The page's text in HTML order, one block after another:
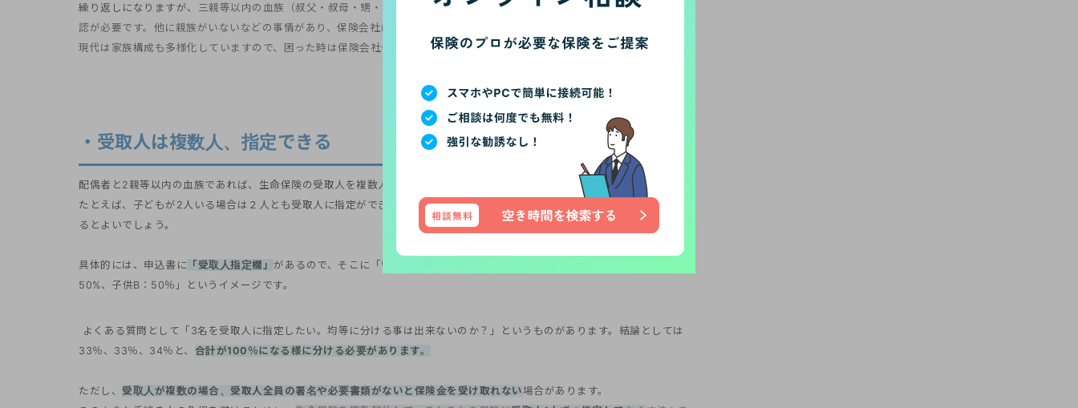
繰り返しになりますが、
三親等以内の血族（叔父・叔母・甥・姪）を指定できる保険会社や保険会社もありますが、個別に確
認が必要です。他に親族がいないなどの事情があり、保険会社に認められれば受取人に指定できる場合があります。
現代は家族構成も多様化していますので、困った時は保険会社や保険代理店に問い合わせてみましょう。
・受取人は複数人、指定できる
配偶者と2親等以内の血族であれば、生命保険の受取人を複数人にすることは可能です。
たとえば、子どもが2人いる場合は２人とも受取人に指定ができます。複数の子どもに平等に保険金を分けたいときに活用す
るとよいでしょう。
具体的には、申込書に 「受取人指定欄」 があるので、そこに「％」で割合を記入して指定します。子供二人の場合「子供A：
50%、子供B：50％」というイメージです。
よくある質問として「3名を受取人に指定したい。均等に分ける事は出来ないのか？」というものがあります。結論としては
33％、33％、34％と、 合計が100％になる様に分ける必要があります。
ただし、 受取人が複数の場合、受取人全員の署名や必要書類がないと保険金を受け取れない場合があります。